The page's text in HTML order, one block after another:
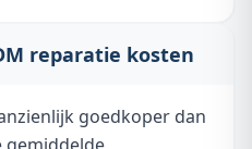
reparatie kosten
goedkoper dan